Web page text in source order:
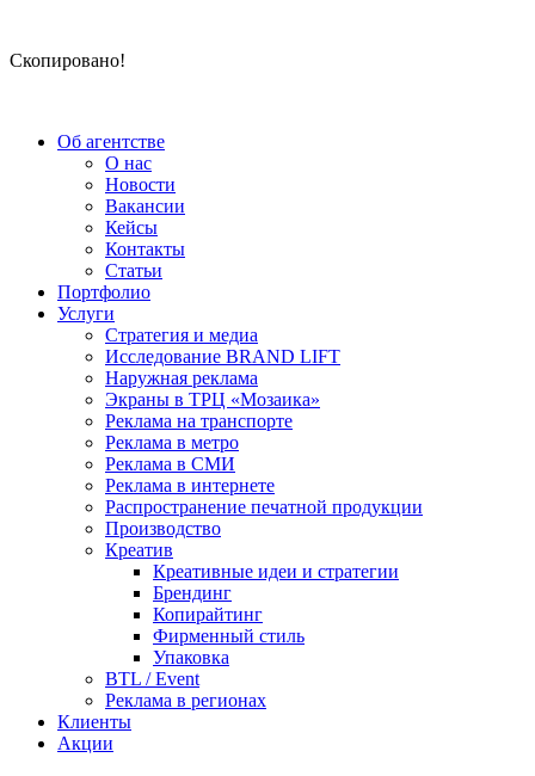
Скопировано!
Об агентстве
О нас
Новости
Вакансии
Кейсы
Контакты
Статьи
Портфолио
Услуги
Стратегия и медиа
Исследование BRAND LIFT
Наружная реклама
Экраны в ТРЦ «Мозаика»
Реклама на транспорте
Реклама в метро
Реклама в СМИ
Реклама в интернете
Распространение печатной продукции
Производство
Креатив
Креативные идеи и стратегии
Брендинг
Копирайтинг
Фирменный стиль
Упаковка
BTL / Event
Реклама в регионах
Клиенты
Акции